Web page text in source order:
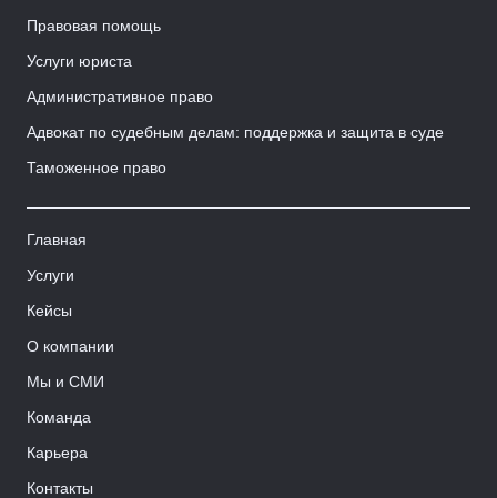
Правовая помощь
Услуги юриста
Административное право
Адвокат по судебным делам: поддержка и защита в суде
Таможенное право
Главная
Услуги
Кейсы
О компании
Мы и СМИ
Команда
Карьера
Контакты